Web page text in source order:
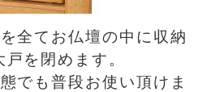
全てお仏壇の中に収納
を閉めます。
でも普段お使い頂けま